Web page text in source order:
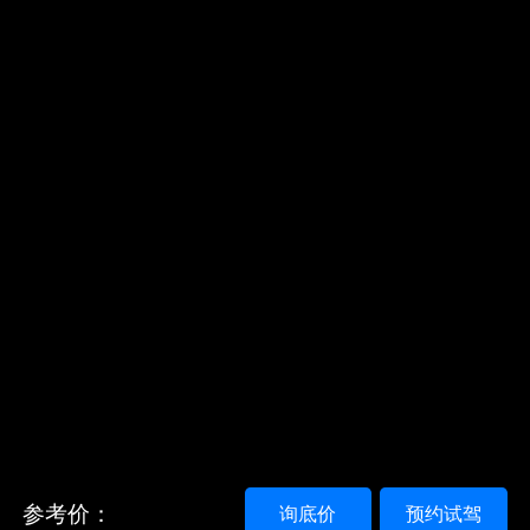
参考价： 预约试驾
询底价